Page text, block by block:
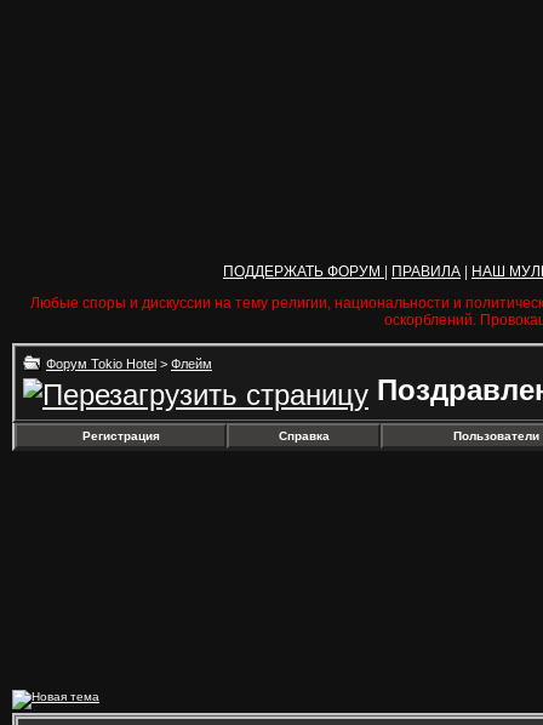
ПОДДЕРЖАТЬ ФОРУМ ПРАВИЛА
НАШ
Любые споры и дискуссии на тему религии, национальности и
оскорблений.
Форум Tokio Hotel > Флейм
Регистрация Справка Пользователи